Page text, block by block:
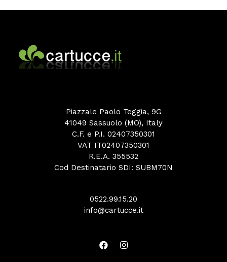
Piazzale Paolo Teggia, 9G
41049 Sassuolo (MO), Italy
C.F. e P.I. 02407350301
VAT IT02407350301
R.E.A. 355532
Cod Destinatario SDI: SUBM70N
0522.99.15.20
info@cartucce.it